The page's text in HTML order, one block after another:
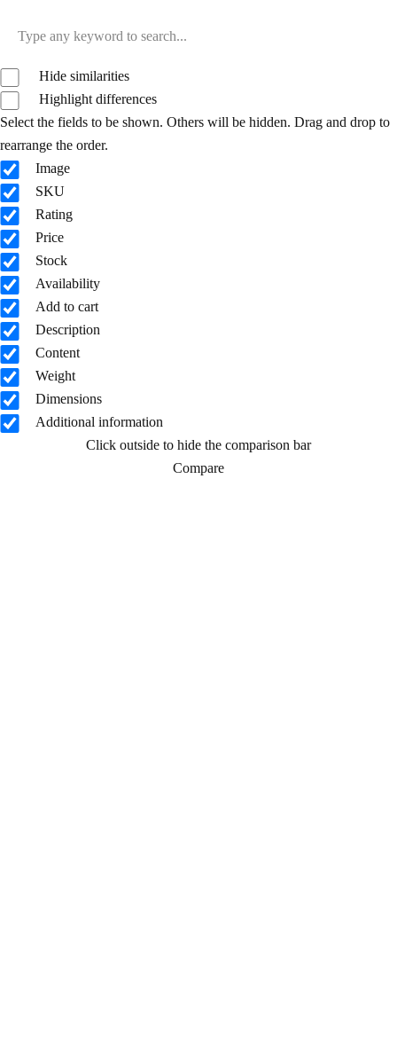
Hide similarities
Highlight differences
Select the fields to be shown. Others will be hidden. Drag and drop to
rearrange the order.
Image
SKU
Rating
Price
Stock
Availability
Add to cart
Description
Content
Weight
Dimensions
Additional information
Click outside to hide the comparison bar
Compare